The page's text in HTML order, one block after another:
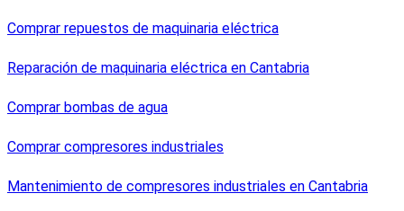
Comprar repuestos de maquinaria eléctrica
Reparación de maquinaria eléctrica en Cantabria
Comprar bombas de agua
Comprar compresores industriales
Mantenimiento de compresores industriales en Cantabria